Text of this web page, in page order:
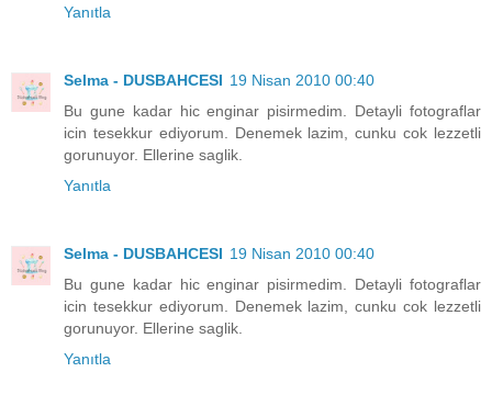
Yanıtla
Selma - DUSBAHCESI 19 Nisan 2010 00:40
Bu gune kadar hic enginar pisirmedim. Detayli fotograflar
icin tesekkur ediyorum. Denemek lazim, cunku cok lezzetli
gorunuyor. Ellerine saglik.
Yanıtla
Selma - DUSBAHCESI 19 Nisan 2010 00:40
Bu gune kadar hic enginar pisirmedim. Detayli fotograflar
icin tesekkur ediyorum. Denemek lazim, cunku cok lezzetli
gorunuyor. Ellerine saglik.
Yanıtla